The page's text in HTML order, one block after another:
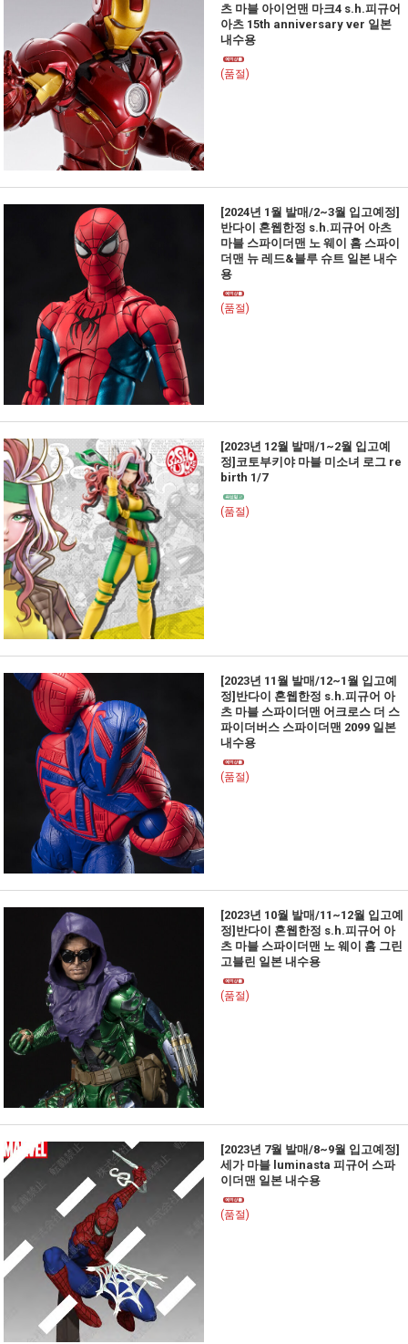
츠 마블 아이언맨 마크4 s.h.피규어
아츠 15th anniversary ver 일본
내수용
(품절)
[2024년 1월 발매/2~3월 입고예정]
반다이 혼웹한정 s.h.피규어 아츠
마블 스파이더맨 노 웨이 홈 스파이
더맨 뉴 레드&블루 슈트 일본 내수
용
(품절)
[2023년 12월 발매/1~2월 입고예
정]코토부키야 마블 미소녀 로그 re
birth 1/7
(품절)
[2023년 11월 발매/12~1월 입고예
정]반다이 혼웹한정 s.h.피규어 아
츠 마블 스파이더맨 어크로스 더 스
파이더버스 스파이더맨 2099 일본
내수용
(품절)
[2023년 10월 발매/11~12월 입고예
정]반다이 혼웹한정 s.h.피규어 아
츠 마블 스파이더맨 노 웨이 홈 그린
고블린 일본 내수용
(품절)
[2023년 7월 발매/8~9월 입고예정]
세가 마블 luminasta 피규어 스파
이더맨 일본 내수용
(품절)